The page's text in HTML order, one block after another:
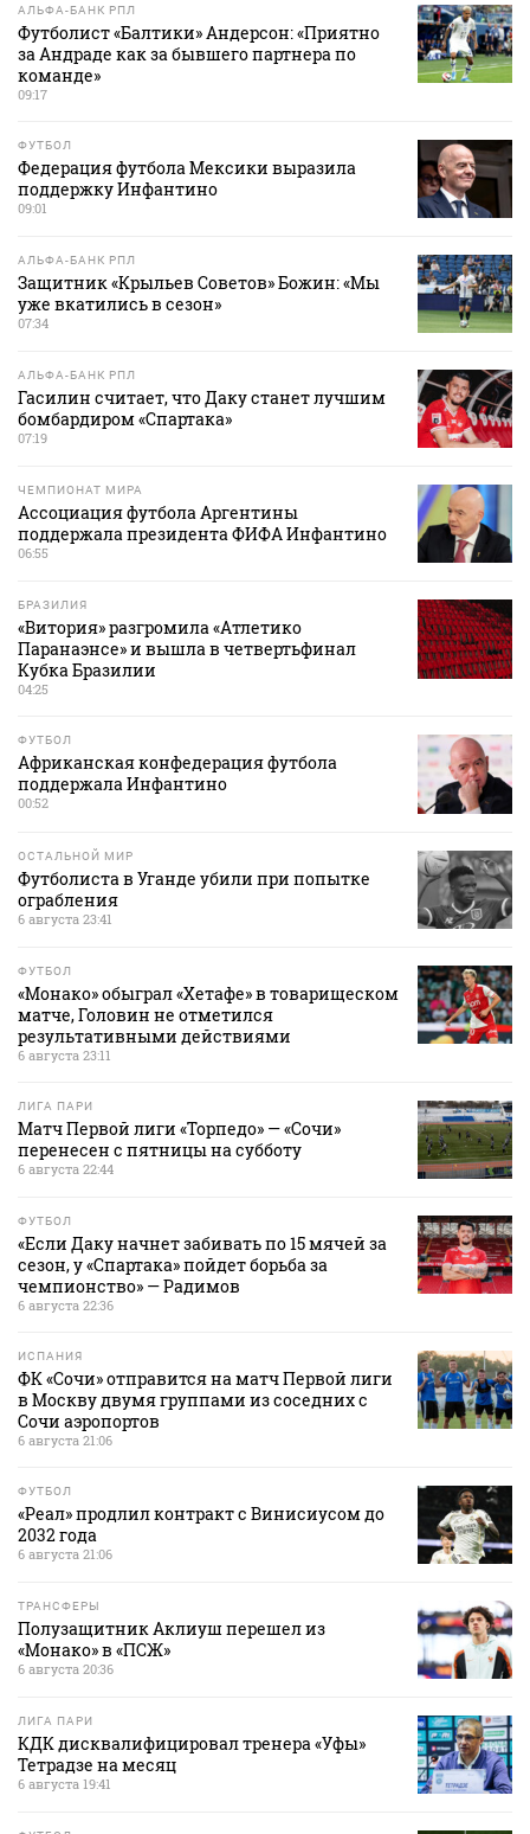
АЛЬФА-БАНК РПЛ
Футболист «Балтики» Андерсон: «Приятно
за Андраде как за бывшего партнера по
команде»
09:17
ФУТБОЛ
Федерация футбола Мексики выразила
поддержку Инфантино
09:01
АЛЬФА-БАНК РПЛ
Защитник «Крыльев Советов» Божин: «Мы
уже вкатились в сезон»
07:34
АЛЬФА-БАНК РПЛ
Гасилин считает, что Даку станет лучшим
бомбардиром «Спартака»
07:19
ЧЕМПИОНАТ МИРА
Ассоциация футбола Аргентины
поддержала президента ФИФА Инфантино
06:55
БРАЗИЛИЯ
«Витория» разгромила «Атлетико
Паранаэнсе» и вышла в четвертьфинал
Кубка Бразилии
04:25
ФУТБОЛ
Африканская конфедерация футбола
поддержала Инфантино
00:52
ОСТАЛЬНОЙ МИР
Футболиста в Уганде убили при попытке
ограбления
6 августа 23:41
ФУТБОЛ
«Монако» обыграл «Хетафе» в товарищеском
матче, Головин не отметился
результативными действиями
6 августа 23:11
ЛИГА ПАРИ
Матч Первой лиги «Торпедо» — «Сочи»
перенесен с пятницы на субботу
6 августа 22:44
ФУТБОЛ
«Если Даку начнет забивать по 15 мячей за
сезон, у «Спартака» пойдет борьба за
чемпионство» — Радимов
6 августа 22:36
ИСПАНИЯ
ФК «Сочи» отправится на матч Первой лиги
в Москву двумя группами из соседних с
Сочи аэропортов
6 августа 21:06
ФУТБОЛ
«Реал» продлил контракт с Винисиусом до
2032 года
6 августа 21:06
ТРАНСФЕРЫ
Полузащитник Аклиуш перешел из
«Монако» в «ПСЖ»
6 августа 20:36
ЛИГА ПАРИ
КДК дисквалифицировал тренера «Уфы»
Тетрадзе на месяц
6 августа 19:41